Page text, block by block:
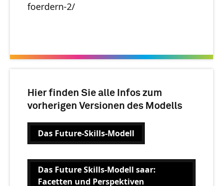
foerdern-2/
Hier finden Sie alle Infos zum
vorherigen Versionen des Modells
Das Future-Skills-Modell
Das Future Skills-Modell saar:
Facetten und Perspektiven